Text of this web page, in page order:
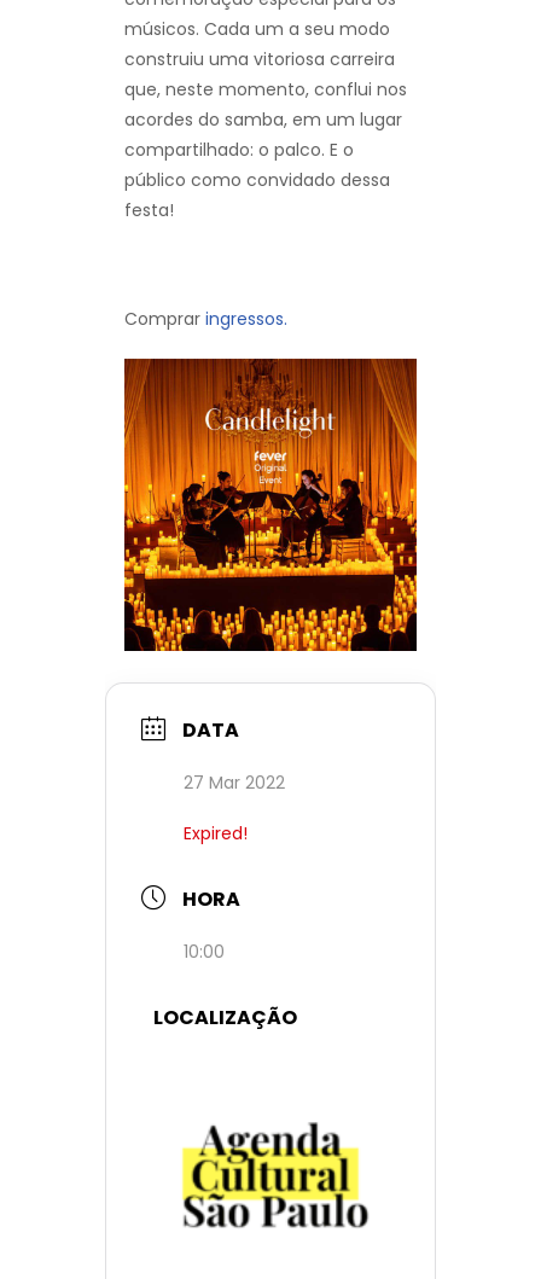
músicos. Cada um a seu modo
construiu uma vitoriosa carreira
que, neste momento, conflui nos
acordes do samba, em um lugar
compartilhado: o palco. E o
público como convidado dessa
festa!
Comprar ingressos.
DATA
27 Mar 2022
Expired!
HORA
10:00
LOCALIZAÇÃO